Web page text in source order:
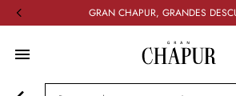
GRAN CHAPUR, GRANDES
Busca productos, marcas y más...